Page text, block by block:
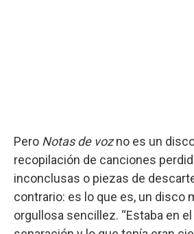
Pero Notas de vozno es un
recopilación de canciones
inconclusas o piezas de
contrario: es lo que es, un disco
orgullosa sencillez. “Estaba en